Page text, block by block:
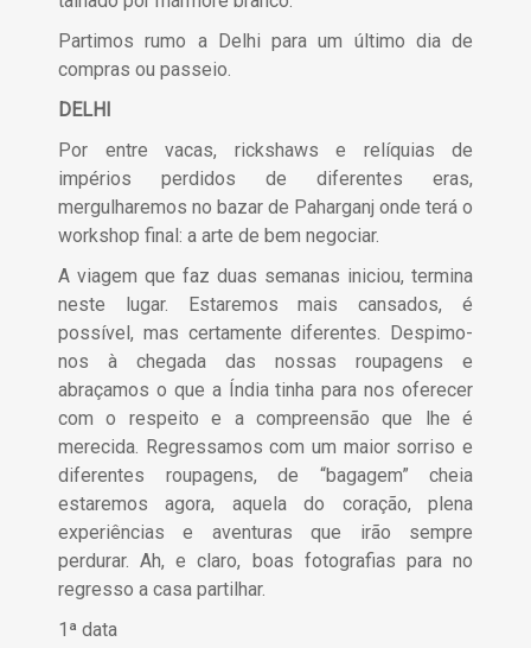
Partimos rumo a Delhi para um último dia de
compras ou passeio.
DELHI
Por entre vacas, rickshaws e relíquias de
impérios perdidos de diferentes eras,
mergulharemos no bazar de Paharganj onde terá o
workshop final: a arte de bem negociar.
A viagem que faz duas semanas iniciou, termina
neste lugar. Estaremos mais cansados, é
possível, mas certamente diferentes. Despimo-
nos à chegada das nossas roupagens e
abraçamos o que a Índia tinha para nos oferecer
com o respeito e a compreensão que lhe é
merecida. Regressamos com um maior sorriso e
diferentes roupagens, de “bagagem” cheia
estaremos agora, aquela do coração, plena
experiências e aventuras que irão sempre
perdurar. Ah, e claro, boas fotografias para no
regresso a casa partilhar.
1ª data